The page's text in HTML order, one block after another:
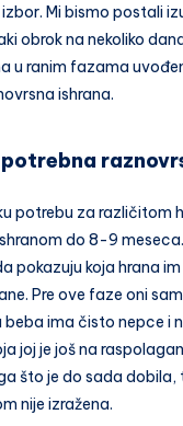
Mi bismo postali
obrok na nekoliko
u ranim fazama
ishrana.
potrebu za različitom
do 8-9
pokazuju koja hrana im
Pre ove faze oni
ima čisto nepce i
joj je još na
što je do sada dobila,
nije izražena.